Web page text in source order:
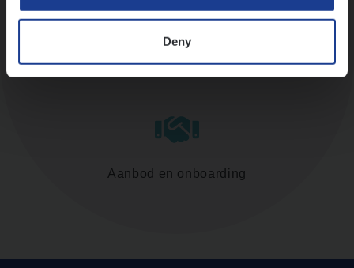
Deny
Diepte-interview met leidinggevende
Aanbod en onboarding